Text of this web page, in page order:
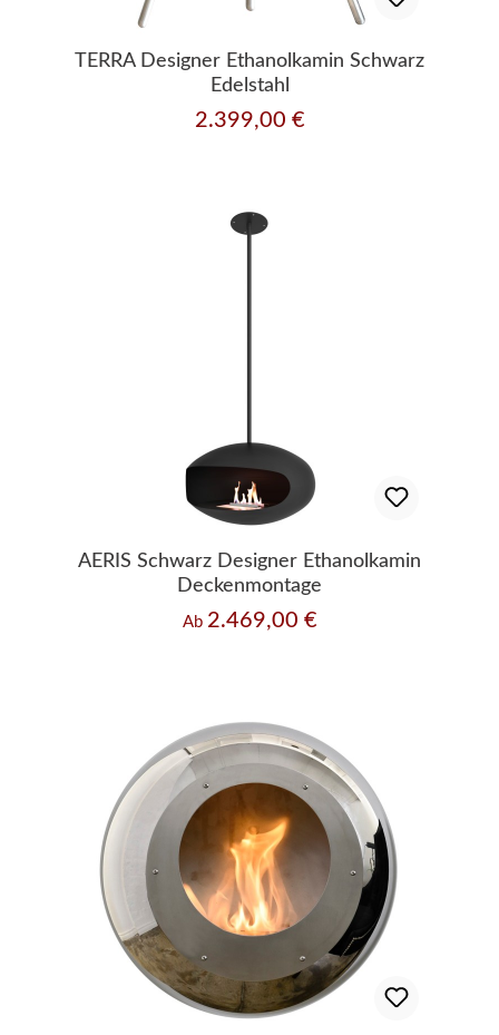
TERRA Designer Ethanolkamin Schwarz
Edelstahl
Regulärer Preis:
2.399,00 €
AERIS Schwarz Designer Ethanolkamin
Deckenmontage
Regulärer Preis:
Ab 2.469,00 €